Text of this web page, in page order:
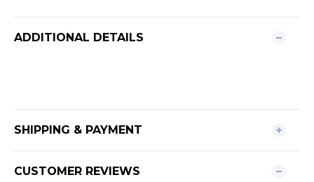
ADDITIONAL DETAILS
SHIPPING & PAYMENT
CUSTOMER REVIEWS